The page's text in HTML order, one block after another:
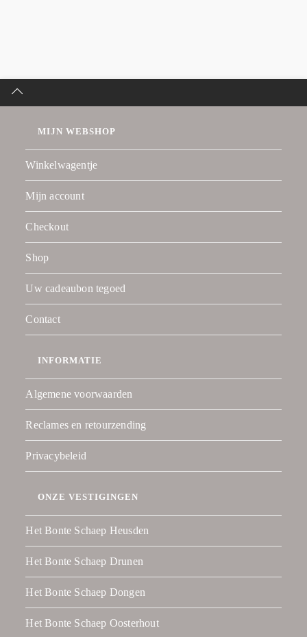
MIJN WEBSHOP
Winkelwagentje
Mijn account
Checkout
Shop
Uw cadeaubon tegoed
Contact
INFORMATIE
Algemene voorwaarden
Reclames en retourzending
Privacybeleid
ONZE VESTIGINGEN
Het Bonte Schaep Heusden
Het Bonte Schaep Drunen
Het Bonte Schaep Dongen
Het Bonte Schaep Oosterhout